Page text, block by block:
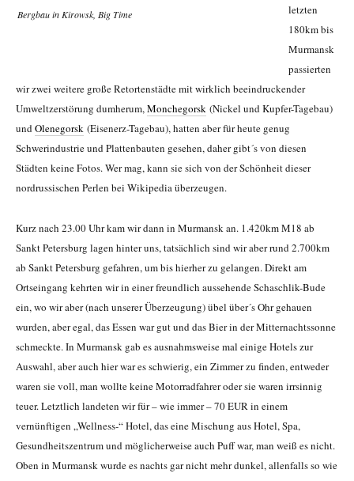
Bergbau in Kirowsk, Big Time
letzten
180km bis
Murmansk
passierten
wir zwei weitere große Retortenstädte mit wirklich beeindruckender
Umweltzerstörung dumherum,Monchegorsk (Nickel und Kupfer-Tagebau)
undOlenegorsk (Eisenerz-Tagebau), hatten aber für heute genug
Schwerindustrie und Plattenbauten gesehen, daher gibt´s von diesen
Städten keine Fotos. Wer mag, kann sie sich von der Schönheit dieser
nordrussischen Perlen bei Wikipedia überzeugen.
Kurz nach 23.00 Uhr kam wir dann in Murmansk an. 1.420km M18 ab
Sankt Petersburg lagen hinter uns, tatsächlich sind wir aber rund 2.700km
ab Sankt Petersburg gefahren, um bis hierher zu gelangen. Direkt am
Ortseingang kehrten wir in einer freundlich aussehende Schaschlik-Bude
ein, wo wir aber (nach unserer Überzeugung) übel über´s Ohr gehauen
wurden, aber egal, das Essen war gut und das Bier in der Mitternachtssonne
schmeckte. In Murmansk gab es ausnahmsweise mal einige Hotels zur
Auswahl, aber auch hier war es schwierig, ein Zimmer zu finden, entweder
waren sie voll, man wollte keine Motorradfahrer oder sie waren irrsinnig
teuer. Letztlich landeten wir für – wie immer – 70 EUR in einem
vernünftigen „Wellness-“ Hotel, das eine Mischung aus Hotel, Spa,
Gesundheitszentrum und möglicherweise auch Puff war, man weiß es nicht.
Oben in Murmansk wurde es nachts gar nicht mehr dunkel, allenfalls so wie